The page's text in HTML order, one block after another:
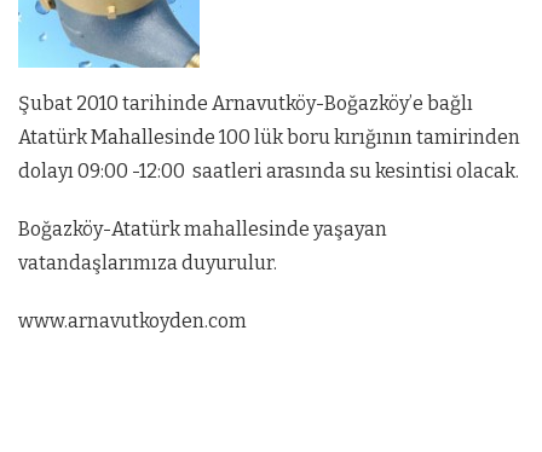
Şubat 2010 tarihinde Arnavutköy-Boğazköy’e bağlı
Atatürk Mahallesinde 100 lük boru kırığının tamirinden
dolayı 09:00 -12:00 saatleri arasında su kesintisi olacak.
Boğazköy-Atatürk mahallesinde yaşayan
vatandaşlarımıza duyurulur.
www.arnavutkoyden.com